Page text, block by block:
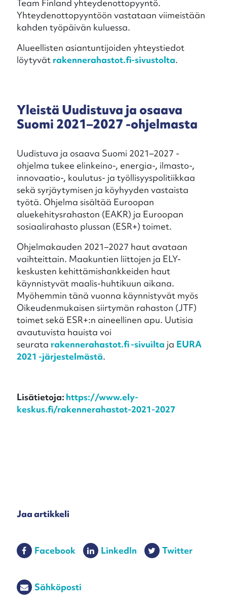
Team Finland yhteydenottopyyntö.
Yhteydenottopyyntöön vastataan viimeistään
kahden työpäivän kuluessa.
Alueellisten asiantuntijoiden yhteystiedot
löytyvät rakennerahastot.fi-sivustolta.
Yleistä Uudistuva ja osaava
Suomi 2021–2027 -ohjelmasta
Uudistuva ja osaava Suomi 2021–2027 -
ohjelma tukee elinkeino-, energia-, ilmasto-,
innovaatio-, koulutus- ja työllisyyspolitiikkaa
sekä syrjäytymisen ja köyhyyden vastaista
työtä. Ohjelma sisältää Euroopan
aluekehitysrahaston (EAKR) ja Euroopan
sosiaalirahasto plussan (ESR+) toimet.
Ohjelmakauden 2021–2027 haut avataan
vaihteittain. Maakuntien liittojen ja ELY-
keskusten kehittämishankkeiden haut
käynnistyvät maalis-huhtikuun aikana.
Myöhemmin tänä vuonna käynnistyvät myös
Oikeudenmukaisen siirtymän rahaston (JTF)
toimet sekä ESR+:n aineellinen apu. Uutisia
avautuvista hauista voi
seurata rakennerahastot.fi -sivuilta ja EURA
2021 -järjestelmästä.
Lisätietoja: https://www.ely-
keskus.fi/rakennerahastot-2021-2027
Jaa artikkeli
Facebook LinkedIn Twitter
Sähköposti